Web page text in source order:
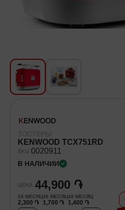
Текстиль
Посуда
Самокаты и Гироскутеры
ТОСТЕРЫ
KENWOOD TCX751RD
SKU 0020911
В НАЛИЧИИ
ЦЕНА 44,900 ֏
24 МЕСЯЦ
2,300 ֏
36 МЕСЯЦ
1,700 ֏
48 МЕСЯЦ
1,400 ֏